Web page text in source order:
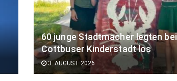
60 junge Stadtmacher legten bei
Cottbuser Kinderstadt los
3. AUGUST 2026